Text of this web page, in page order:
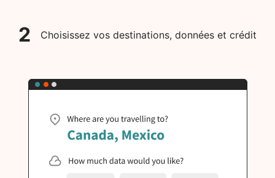
2 Choisissez vos destinations, données et crédit